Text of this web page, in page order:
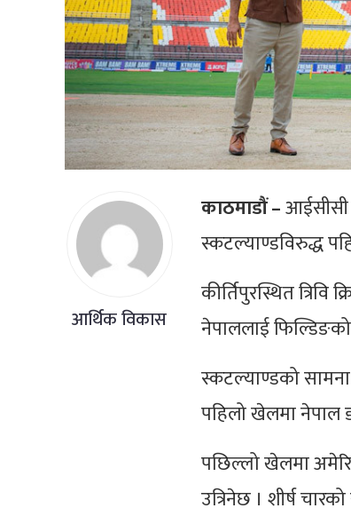
आर्थिक विकास
काठमाडौं –आईसीसी
स्कटल्याण्डविरुद्ध
कीर्तिपुरस्थित
नेपाललाई
स्कटल्याण्डको
पहिलो खेलमा नेपाल
पछिल्लो खेलमा
उत्रिनेछ । शीर्ष